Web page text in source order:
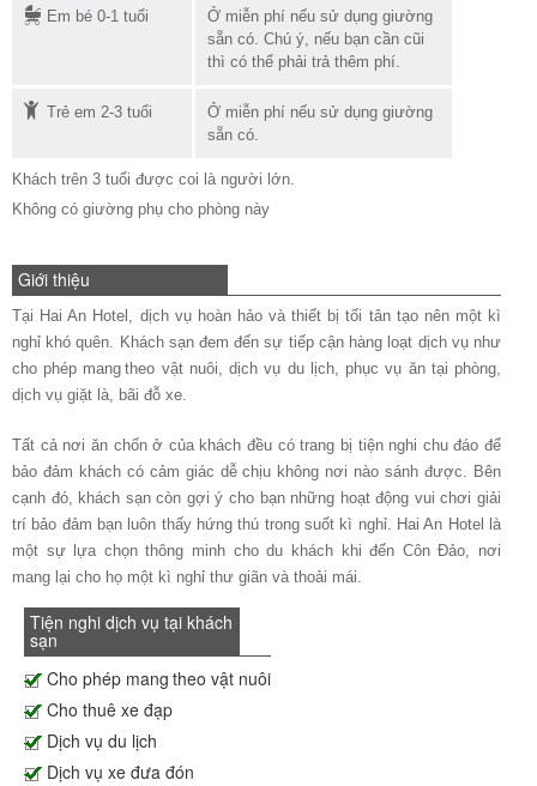
Em bé 0-1 tuổi
Ở miễn phí nếu sử dụng giường
sẵn có. Chú ý, nếu bạn cần cũi
thì có thể phải trả thêm phí.
Trẻ em 2-3 tuổi
Ở miễn phí nếu sử dụng giường
sẵn có.
Khách trên 3 tuổi được coi là người lớn.
Không có giường phụ cho phòng này
Giới thiệu
Tại Hai An Hotel, dịch vụ hoàn hảo và thiết bị tối tân tạo nên một kì
nghỉ khó quên. Khách sạn đem đến sự tiếp cận hàng loạt dịch vụ như
cho phép mang theo vật nuôi, dịch vụ du lịch, phục vụ ăn tại phòng,
dịch vụ giặt là, bãi đỗ xe.
Tất cả nơi ăn chốn ở của khách đều có trang bị tiện nghi chu đáo để
bảo đảm khách có cảm giác dễ chịu không nơi nào sánh được. Bên
cạnh đó, khách sạn còn gợi ý cho bạn những hoạt động vui chơi giải
trí bảo đảm bạn luôn thấy hứng thú trong suốt kì nghỉ. Hai An Hotel là
một sự lựa chọn thông minh cho du khách khi đến Côn Đảo, nơi
mang lại cho họ một kì nghỉ thư giãn và thoải mái.
Tiện nghi dịch vụ tại khách
sạn
Cho phép mang theo vật nuôi
Cho thuê xe đạp
Dịch vụ du lịch
Dịch vụ xe đưa đón